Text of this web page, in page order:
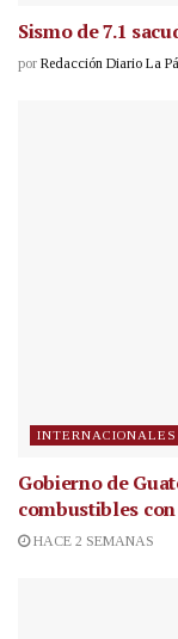
Sismo de 7.1
por Redacción Diario La
INTERNACIONALES
Gobierno de
combustibles
HACE 2 SEMANAS